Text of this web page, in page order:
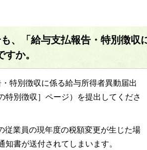
、「給与支払報告・特別徴収
か。
特別徴収に係る給与所得者異動届出
特別徴収］ページ）を提出してくださ
従業員の現年度の税額変更が生じた場
書が送付されてしまいます。